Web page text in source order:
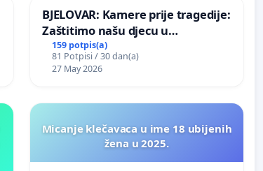
BJELOVAR: Kamere prije tragedije:
Zaštitimo našu djecu u
Vukovarskoj!
159 potpis(a)
81 Potpisi / 30 dan(a)
27 May 2026
Micanje klečavaca u ime 18 ubijenih
žena u 2025.